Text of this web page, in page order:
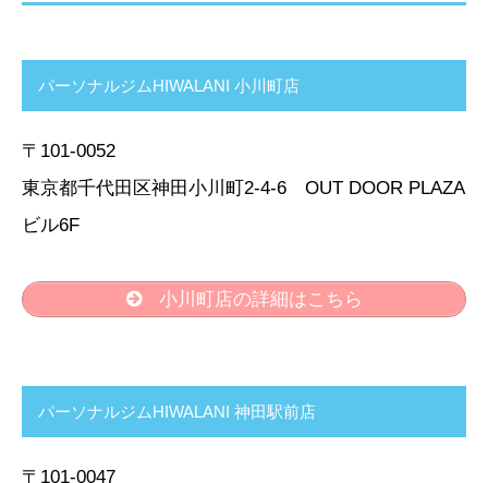
パーソナルジムHIWALANI 小川町店
〒101-0052
東京都千代田区神田小川町2-4-6 OUT DOOR PLAZA
ビル6F
小川町店の詳細はこちら
パーソナルジムHIWALANI 神田駅前店
〒101-0047